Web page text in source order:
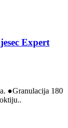
Expert
●Granulacija 180